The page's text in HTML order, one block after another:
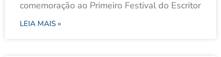
comemoração ao Primeiro Festival do Escritor
LEIA MAIS »